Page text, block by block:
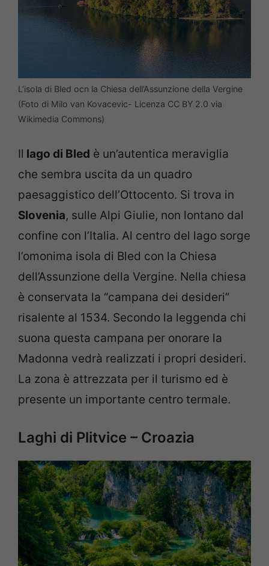
L’isola di Bled ocn la Chiesa dell’Assunzione della Vergine
(Foto di Milo van Kovacevic- Licenza CC BY 2.0 via
Wikimedia Commons)
Il lago di Bled è un’autentica meraviglia
che sembra uscita da un quadro
paesaggistico dell’Ottocento. Si trova in
Slovenia, sulle Alpi Giulie, non lontano dal
confine con l’Italia. Al centro del lago sorge
l’omonima isola di Bled con la Chiesa
dell’Assunzione della Vergine. Nella chiesa
è conservata la “campana dei desideri”
risalente al 1534. Secondo la leggenda chi
suona questa campana per onorare la
Madonna vedrà realizzati i propri desideri.
La zona è attrezzata per il turismo ed è
presente un importante centro termale.
Laghi di Plitvice – Croazia